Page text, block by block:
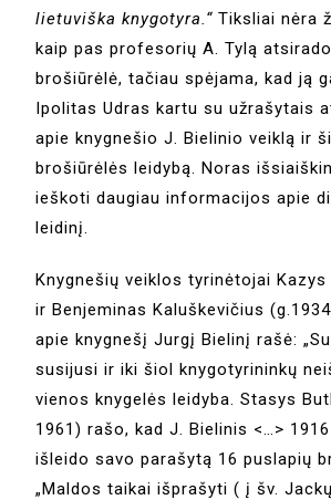
lietuviška knygotyra.“Tiksliai nėra
kaip pas profesorių A. Tylą
brošiūrėlė, tačiau spėjama, kad ją
Ipolitas Udras kartu su užrašytais
apie knygnešio J. Bielinio veiklą ir
brošiūrėlės leidybą. Noras
ieškoti daugiau informacijos apie
leidinį.
Knygnešių veiklos tyrinėtojai Kazys
ir Benjeminas Kaluškevičius
apie knygnešį Jurgį Bielinį rašė:
susijusi ir iki šiol knygotyrininkų
vienos knygelės leidyba. Stasys
1961) rašo, kad J. Bielinis <…>
išleido savo parašytą 16 puslapių
„Maldos taikai išprašyti ( į šv.